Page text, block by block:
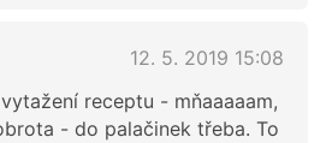
12. 5. 2019 15:08
receptu - mňaaaaam,
- do palačinek třeba. To